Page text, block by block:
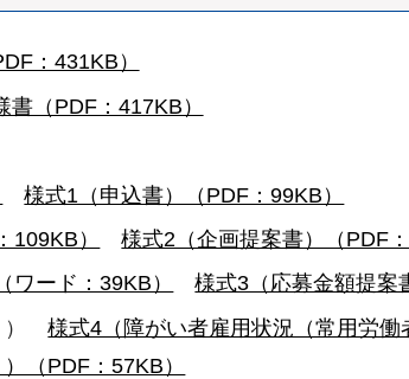
：431KB）
書（PDF：417KB）
様式1（申込書）（PDF：99KB）
）
様式2（企画提案書）（PDF：
ード：39KB）
様式3（応募金額提案
）様式4（障がい者雇用状況（常用労働
（PDF：57KB）